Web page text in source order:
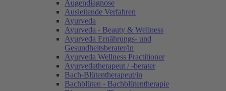
Augendiagnose
Ausleitende Verfahren
Ayurveda
Ayurveda - Beauty & Wellness
Ayurveda Ernährungs- und
Gesundheitsberater/in
Ayurveda Wellness Practitioner
Ayurvedatherapeut / -berater
Bach-Blütentherapeut/in
Bachblüten - Bachblütentherapie